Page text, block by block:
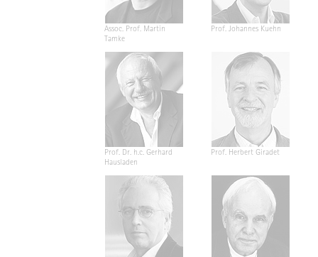
Assoc. Prof. Martin
Tamke
Prof. Johannes Kuehn
Prof. Dr. h.c. Gerhard
Hausladen
Prof. Herbert Giradet